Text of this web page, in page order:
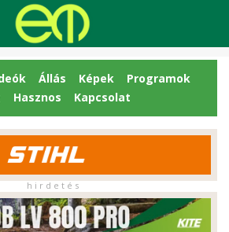
Állás Képek
Programok
Hasznos Kapcsolat
h i r d e t é s